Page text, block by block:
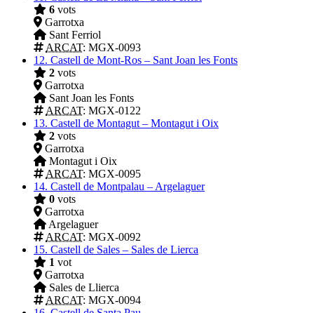
6 vots
Garrotxa
Sant Ferriol
ARCAT: MGX-0093
12. Castell de Mont-Ros – Sant Joan les Fonts
2 vots
Garrotxa
Sant Joan les Fonts
ARCAT: MGX-0122
13. Castell de Montagut – Montagut i Oix
2 vots
Garrotxa
Montagut i Oix
ARCAT: MGX-0095
14. Castell de Montpalau – Argelaguer
0 vots
Garrotxa
Argelaguer
ARCAT: MGX-0092
15. Castell de Sales – Sales de Lierca
1 vot
Garrotxa
Sales de Llierca
ARCAT: MGX-0094